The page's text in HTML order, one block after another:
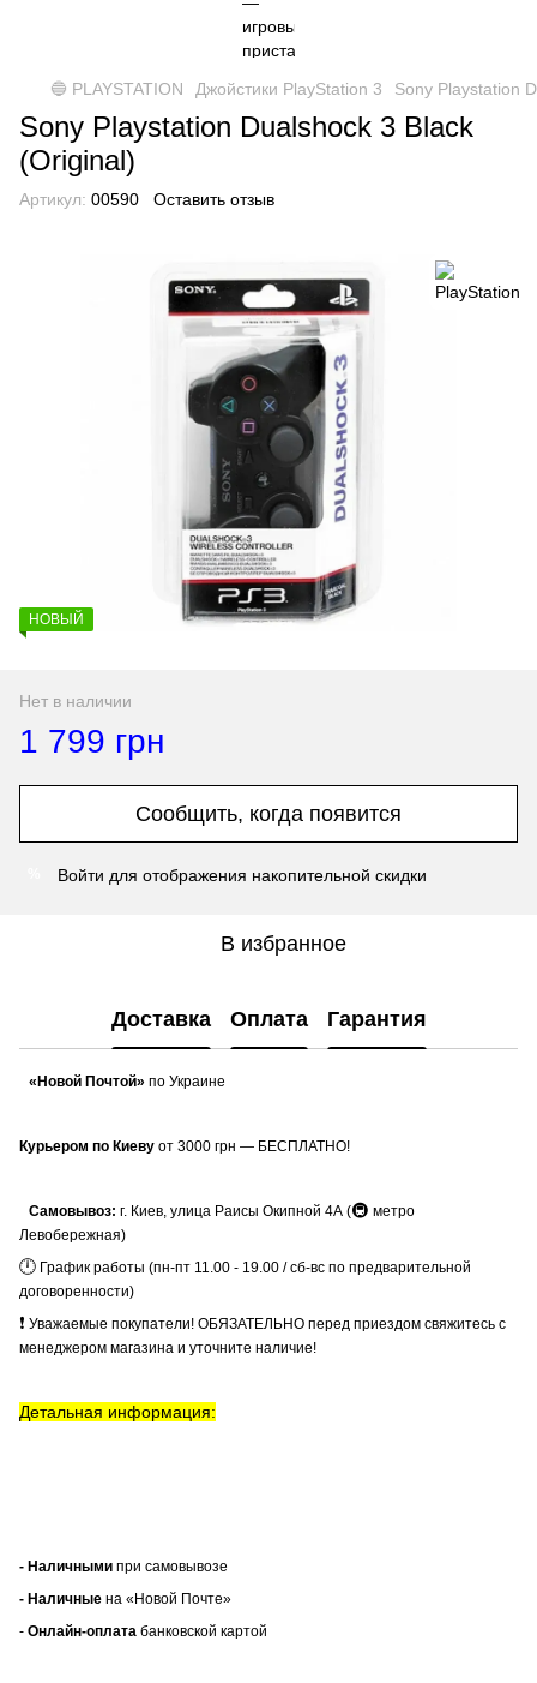
🔵 PLAYSTATION Джойстики PlayStation 3 Sony Playstation
Sony Playstation Dualshock 3 Black
(Original)
Артикул: 00590 Оставить отзыв
НОВЫЙ
Нет в наличии
1 799 грн
Сообщить, когда появится
Войти для отображения накопительной скидки
В избранное
Доставка Оплата Гарантия
«Новой Почтой» по Украине
Курьером по Киеву от 3000 грн — БЕСПЛАТНО!
Самовывоз: г. Киев, улица Раисы Окипной 4А (🚇 метро
Левобережная)
🕛 График работы (пн-пт 11.00 - 19.00 / сб-вс по предварительной
договоренности)
❗ Уважаемые покупатели! ОБЯЗАТЕЛЬНО перед приездом свяжитесь с
менеджером магазина и уточните наличие!
Детальная информация:
- Наличными при самовывозе
- Наличные на «Новой Почте»
- Онлайн-оплата банковской картой